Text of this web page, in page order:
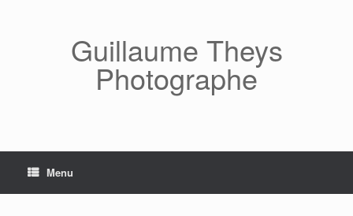
Guillaume Theys
Photographe
Menu